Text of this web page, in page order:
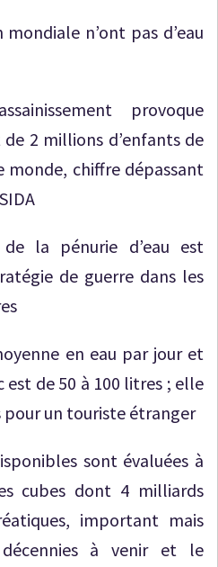
n’ont pas d’eau
provoque
2 millions d’enfants de
monde, chiffre dépassant
la pénurie d’eau est
de guerre dans les
en eau par jour et
est de 50 à 100 litres ; elle
pour un touriste étranger
sont évaluées à
cubes dont 4 milliards
important mais
à venir et le